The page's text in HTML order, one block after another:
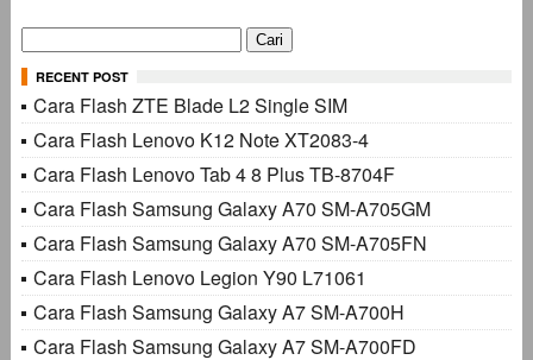
Cari
untuk:
RECENT POST
Cara Flash ZTE Blade L2 Single SIM
Cara Flash Lenovo K12 Note XT2083-4
Cara Flash Lenovo Tab 4 8 Plus TB-8704F
Cara Flash Samsung Galaxy A70 SM-A705GM
Cara Flash Samsung Galaxy A70 SM-A705FN
Cara Flash Lenovo Legion Y90 L71061
Cara Flash Samsung Galaxy A7 SM-A700H
Cara Flash Samsung Galaxy A7 SM-A700FD